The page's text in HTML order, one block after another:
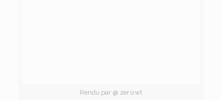
Rendu par @ zer.o.wt